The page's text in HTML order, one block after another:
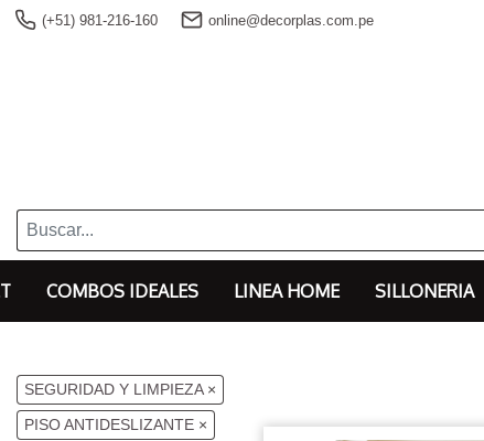
(+51) 981-216-160 online@decorplas.com.pe
COMBOS IDEALES LINEA HOME SILLONERIA
SEGURIDAD Y LIMPIEZA ×
PISO ANTIDESLIZANTE ×